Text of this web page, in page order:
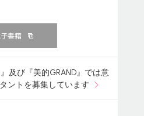
書籍
及び『美的GRAND』では意
ントを募集しています